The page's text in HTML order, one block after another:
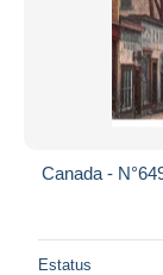
Canada -
Estatus